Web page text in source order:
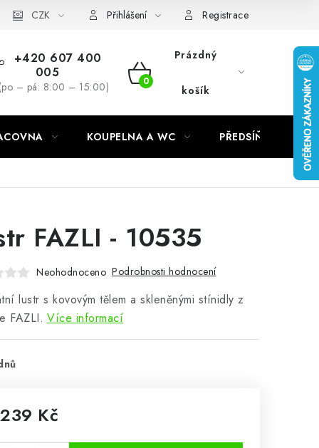
CZK Přihlášení Registrace
+420 607 400
005
– pá: 8:00 – 15:00)
NÁKUPNÍ
Prázdný
košík
KOUPELNA A WC PŘEDSÍŇ
FAZLI - 10535
Neohodnoceno Podrobnosti hodnocení
lustr s kovovým tělem a skleněnými stínidly z
FAZLI. Více informací
Kč